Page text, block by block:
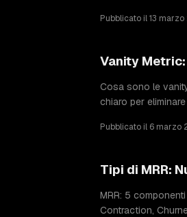
Pubblicato il 13
Vanity
Cosa sono le
chiaro per
Pubblicato il 6 marzo
Tipi di MRR:
MRR: 5
Contraction,